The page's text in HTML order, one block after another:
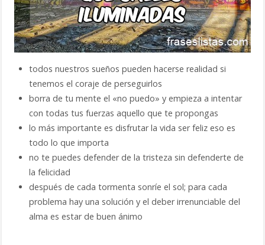
todos nuestros sueños pueden hacerse realidad si
tenemos el coraje de perseguirlos
borra de tu mente el «no puedo» y empieza a intentar
con todas tus fuerzas aquello que te propongas
lo más importante es disfrutar la vida ser feliz eso es
todo lo que importa
no te puedes defender de la tristeza sin defenderte de
la felicidad
después de cada tormenta sonríe el sol; para cada
problema hay una solución y el deber irrenunciable del
alma es estar de buen ánimo